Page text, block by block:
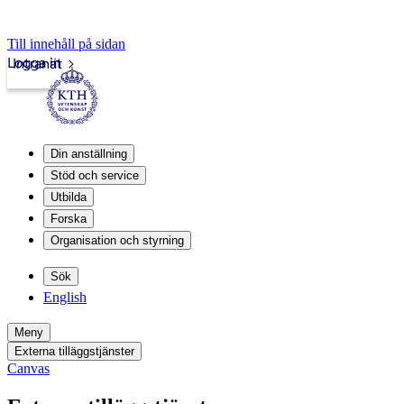
Till innehåll på sidan
Intranät
Logga in
Din anställning
Stöd och service
Utbilda
Forska
Organisation och styrning
Sök
English
Meny
Externa tilläggstjänster
Canvas